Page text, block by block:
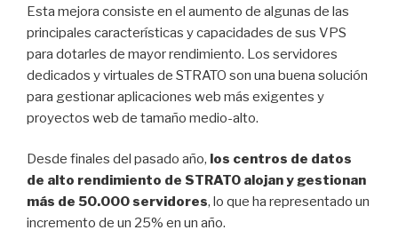
Esta mejora consiste en el aumento de algunas de las
principales características y capacidades de sus VPS
para dotarles de mayor rendimiento. Los servidores
dedicados y virtuales de STRATO son una buena solución
para gestionar aplicaciones web más exigentes y
proyectos web de tamaño medio-alto.
Desde finales del pasado año, los centros de datos
de alto rendimiento de STRATO alojan y gestionan
más de 50.000 servidores, lo que ha representado un
incremento de un 25% en un año.